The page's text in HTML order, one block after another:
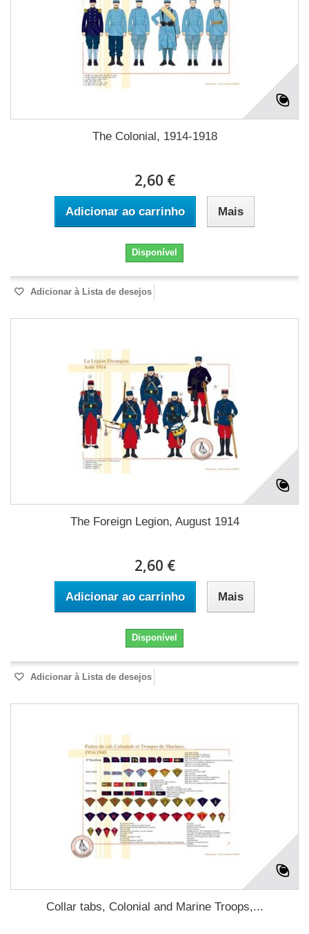
The Colonial, 1914-1918
2,60 €
Adicionar ao carrinho Mais
Disponível
Adicionar à Lista de desejos
The Foreign Legion, August 1914
2,60 €
Adicionar ao carrinho Mais
Disponível
Adicionar à Lista de desejos
Collar tabs, Colonial and Marine Troops,...